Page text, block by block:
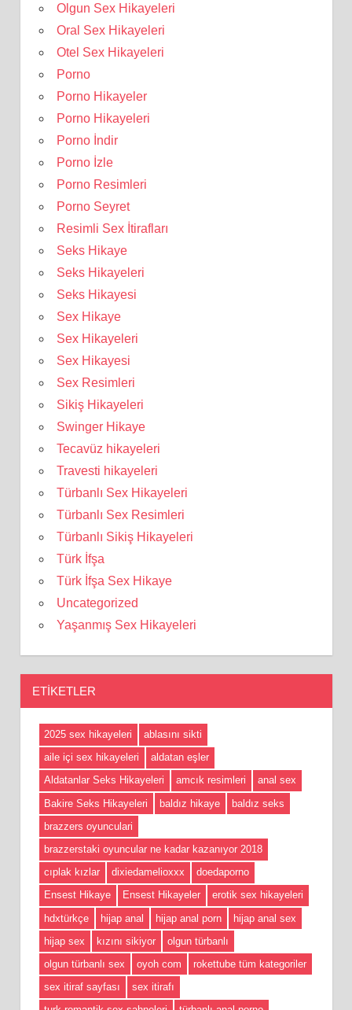
Olgun Sex Hikayeleri
Oral Sex Hikayeleri
Otel Sex Hikayeleri
Porno
Porno Hikayeler
Porno Hikayeleri
Porno İndir
Porno İzle
Porno Resimleri
Porno Seyret
Resimli Sex İtirafları
Seks Hikaye
Seks Hikayeleri
Seks Hikayesi
Sex Hikaye
Sex Hikayeleri
Sex Hikayesi
Sex Resimleri
Sikiş Hikayeleri
Swinger Hikaye
Tecavüz hikayeleri
Travesti hikayeleri
Türbanlı Sex Hikayeleri
Türbanlı Sex Resimleri
Türbanlı Sikiş Hikayeleri
Türk İfşa
Türk İfşa Sex Hikaye
Uncategorized
Yaşanmış Sex Hikayeleri
ETIKETLER
2025 sex hikayeleri
ablasını sikti
aile içi sex hikayeleri
aldatan eşler
Aldatanlar Seks Hikayeleri
amcık resimleri
anal sex
Bakire Seks Hikayeleri
baldız hikaye
baldız seks
brazzers oyunculari
brazzerstaki oyuncular ne kadar kazanıyor 2018
cıplak kızlar
dixiedamelioxxx
doedaporno
Ensest Hikaye
Ensest Hikayeler
erotik sex hikayeleri
hdxtürkçe
hijap anal hijap anal porn
hijap anal sex
hijap sex
kızını sikiyor
olgun türbanlı
olgun türbanlı sex
oyoh com
rokettube tüm kategoriler
sex itiraf sayfası
sex itirafı